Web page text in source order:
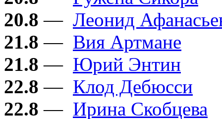
20.8 — Леонид
21.8 — Вия Артмане
21.8 — Юрий Энтин
22.8 — Клод Дебюсси
22.8 — Ирина Скобцева